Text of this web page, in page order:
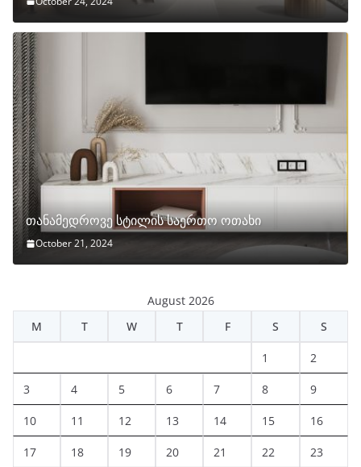
თანამედროვე სტილის საერთო ოთახი
October 21, 2024
August 2026
M
T W T F S S
1 2
3 4 5 6 7 8 9
10 11 12 13 14 15 16
17 18 19 20 21 22 23